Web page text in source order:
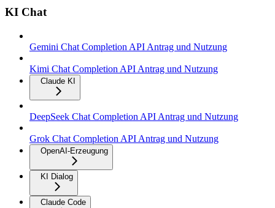
KI Chat
Gemini Chat Completion API Antrag und Nutzung
Kimi Chat Completion API Antrag und Nutzung
Claude KI
DeepSeek Chat Completion API Antrag und Nutzung
Grok Chat Completion API Antrag und Nutzung
OpenAI-Erzeugung
KI Dialog
Claude Code